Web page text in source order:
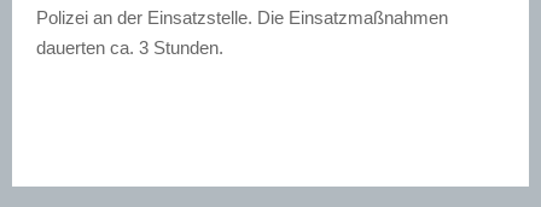
Polizei an der Einsatzstelle. Die Einsatzmaßnahmen
dauerten ca. 3 Stunden.